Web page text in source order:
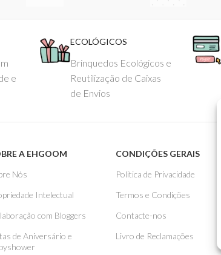
e
ECOLÓGICOS
Brinquedos Ecológicos e
Reutilização de Caixas
de Envios
A EHGOOM
Nós
Intelectual
com Bloggers
de Aniversário e
CONDIÇÕES GERAIS
Politica de Privacidade
Termos e Condições
Contacte-nos
Livro de Reclamações